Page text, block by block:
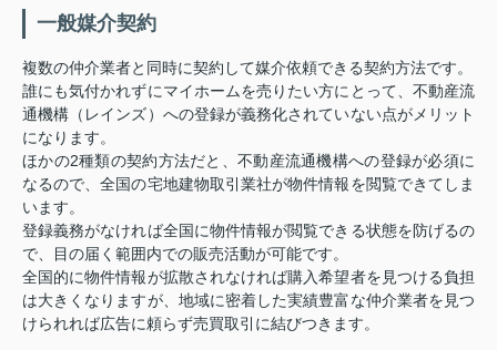
一般媒介契約
複数の仲介業者と同時に契約して媒介依頼できる契約方法です。
誰にも気付かれずにマイホームを売りたい方にとって、不動産流
通機構（レインズ）への登録が義務化されていない点がメリット
になります。
ほかの2種類の契約方法だと、不動産流通機構への登録が必須に
なるので、全国の宅地建物取引業社が物件情報を閲覧できてしま
います。
登録義務がなければ全国に物件情報が閲覧できる状態を防げるの
で、目の届く範囲内での販売活動が可能です。
全国的に物件情報が拡散されなければ購入希望者を見つける負担
は大きくなりますが、地域に密着した実績豊富な仲介業者を見つ
けられれば広告に頼らず売買取引に結びつきます。